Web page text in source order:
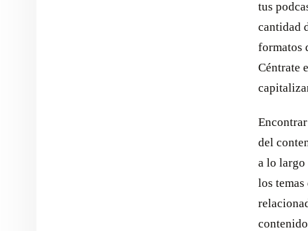
tus
cantidad
formatos
Céntrate
del
a lo
los